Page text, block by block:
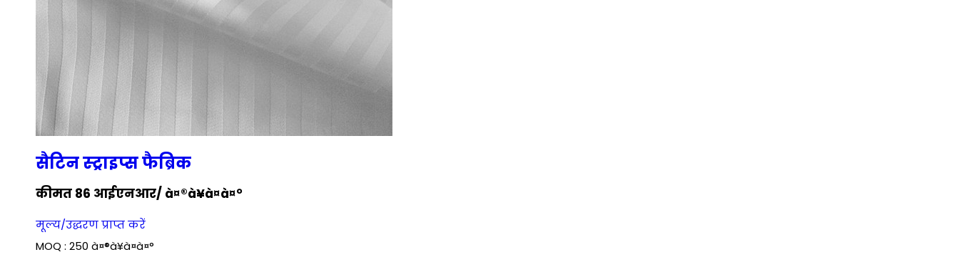
सैटिन स्ट्राइप्स फैब्रिक
कीमत 86 आईएनआर/ à¤®à¥à¤à¤°
मूल्य/उद्धरण प्राप्त करें
MOQ : 250 à¤®à¥à¤à¤°